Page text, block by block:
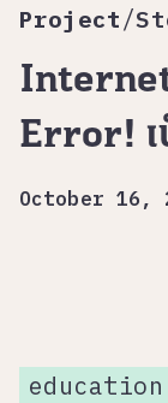
Project /
Error!
October 16,
education